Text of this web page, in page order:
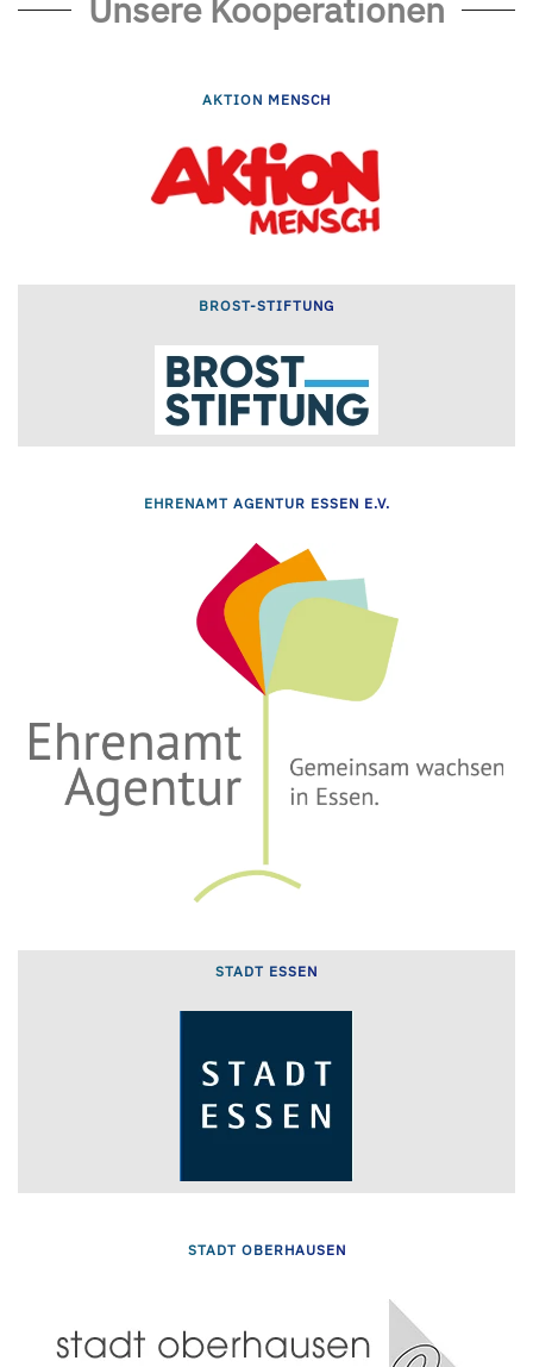
AKTION MENSCH
BROST-STIFTUNG
EHRENAMT AGENTUR ESSEN E.V.
STADT ESSEN
STADT OBERHAUSEN